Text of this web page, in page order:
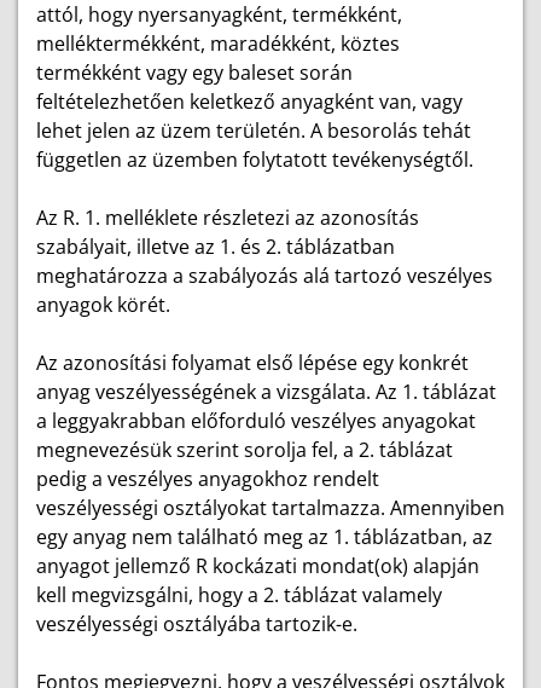
attól, hogy nyersanyagként, termékként,
melléktermékként, maradékként, köztes
termékként vagy egy baleset során
feltételezhetően keletkező anyagként van, vagy
lehet jelen az üzem területén. A besorolás tehát
független az üzemben folytatott tevékenységtől.
Az R. 1. melléklete részletezi az azonosítás
szabályait, illetve az 1. és 2. táblázatban
meghatározza a szabályozás alá tartozó veszélyes
anyagok körét.
Az azonosítási folyamat első lépése egy konkrét
anyag veszélyességének a vizsgálata. Az 1. táblázat
a leggyakrabban előforduló veszélyes anyagokat
megnevezésük szerint sorolja fel, a 2. táblázat
pedig a veszélyes anyagokhoz rendelt
veszélyességi osztályokat tartalmazza. Amennyiben
egy anyag nem található meg az 1. táblázatban, az
anyagot jellemző R kockázati mondat(ok) alapján
kell megvizsgálni, hogy a 2. táblázat valamely
veszélyességi osztályába tartozik-e.
Fontos megjegyezni, hogy a veszélyességi osztályok